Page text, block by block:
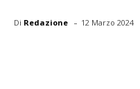
Di Redazione - 12 Marzo 2024